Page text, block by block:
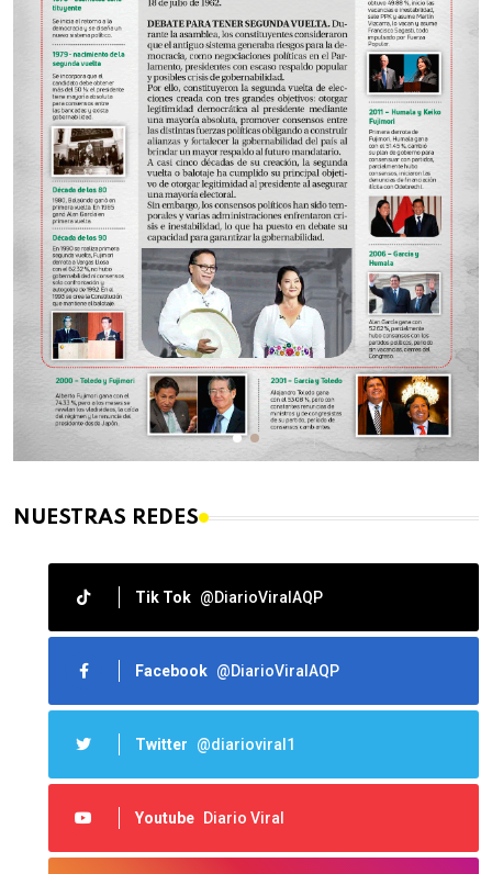
NUESTRAS REDES
Tik Tok @DiarioViralAQP
Facebook @DiarioViralAQP
Twitter @diarioviral1
Youtube Diario Viral